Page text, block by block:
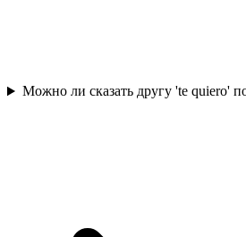
Можно ли сказать другу 'te quiero'